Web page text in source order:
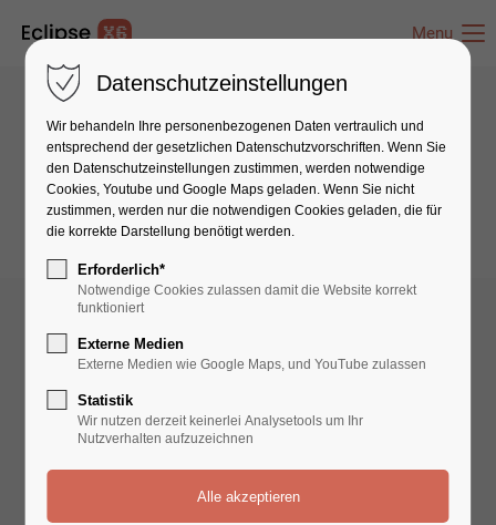
Menu
Link-Elements
Hyperlink (Lightbox-Video)
WEBSITE, DOMAIN OR HOSTING WE CAN HELP.
Datenschutzeinstellungen
Wir behandeln Ihre personenbezogenen Daten vertraulich und
entsprechend der gesetzlichen Datenschutz­vorschriften. Wenn Sie
den Datenschutzeinstellungen zustimmen, werden notwendige
Cookies, Youtube und Google Maps geladen. Wenn Sie nicht
zustimmen, werden nur die notwendigen Cookies geladen, die für
die korrekte Darstellung benötigt werden.
Erforderlich*
Notwendige Cookies zulassen damit die Website korrekt
funktioniert
Externe Medien
Externe Medien wie Google Maps, und YouTube zulassen
Statistik
Wir nutzen derzeit keinerlei Analysetools um Ihr
Nutzverhalten aufzuzeichnen